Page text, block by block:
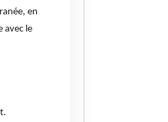
en
avec le